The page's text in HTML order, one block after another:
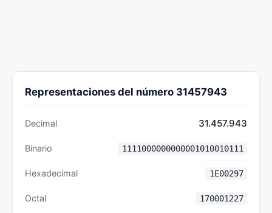
Representaciones del número 31457943
Decimal 31.457.943
Binario 1111000000000001010010111
Hexadecimal 1E00297
Octal 170001227